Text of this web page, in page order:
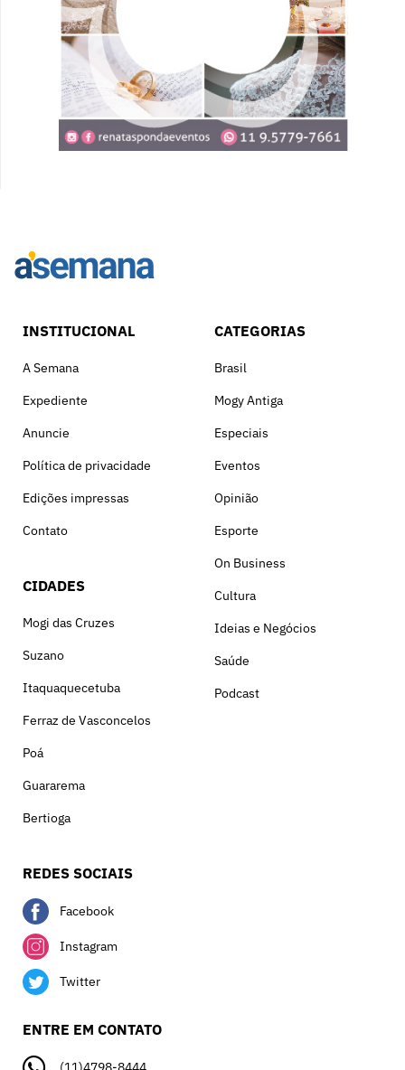
INSTITUCIONAL
A Semana
Expediente
Anuncie
Política de privacidade
Edições impressas
Contato
CIDADES
Mogi das Cruzes
Suzano
Itaquaquecetuba
Ferraz de Vasconcelos
Poá
Guararema
Bertioga
CATEGORIAS
Brasil
Mogy Antiga
Especiais
Eventos
Opinião
Esporte
On Business
Cultura
Ideias e Negócios
Saúde
Podcast
REDES SOCIAIS
Facebook
Instagram
Twitter
ENTRE EM CONTATO